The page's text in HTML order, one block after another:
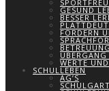
GESUND
BESSER
FÖRDERN
WERTE
SCHULLEBEN
AG’S